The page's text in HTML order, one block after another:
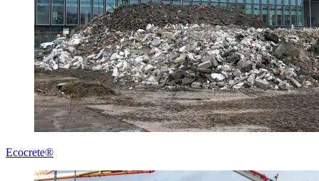
Ecocrete®